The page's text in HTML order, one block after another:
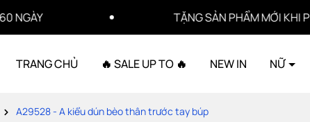
TẶNG SẢN PHẨM MỚI KHI PHÁT HIỆN SẢN
TRANG CHỦ 🔥 SALE UP TO 🔥 NEW IN NỮ
A29528 - A kiểu dún bèo thân trước tay búp